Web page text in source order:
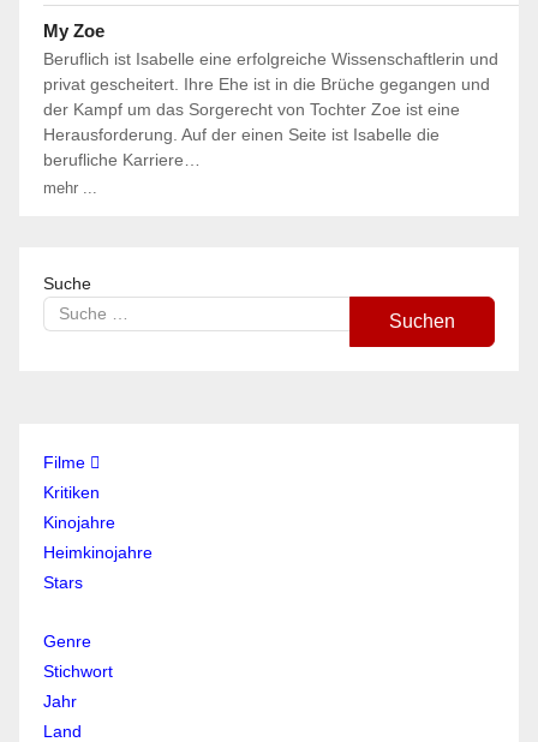
My Zoe
Beruflich ist Isabelle eine erfolgreiche Wissenschaftlerin und
privat gescheitert. Ihre Ehe ist in die Brüche gegangen und
der Kampf um das Sorgerecht von Tochter Zoe ist eine
Herausforderung. Auf der einen Seite ist Isabelle die
berufliche Karriere…
mehr ...
Suche
Suchen
Filme
Kritiken
Kinojahre
Heimkinojahre
Stars
Genre
Stichwort
Jahr
Land